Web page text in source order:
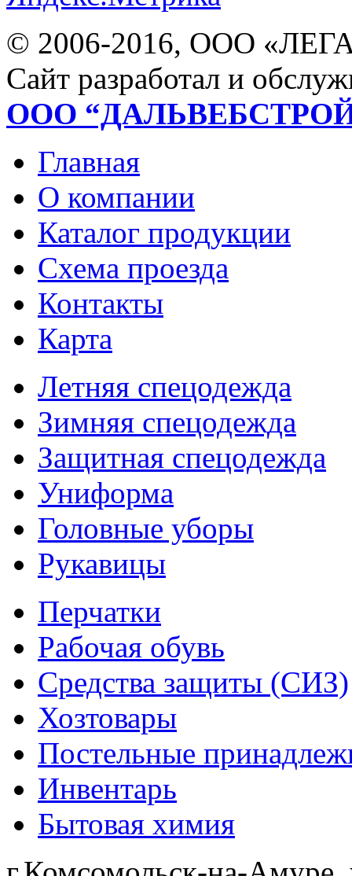
© 2006-2016, ООО
Сайт разработал и
ООО
Главная
О компании
Каталог продукции
Схема проезда
Контакты
Карта
Летняя спецодежда
Зимняя спецодежда
Защитная спецодежда
Униформа
Головные уборы
Рукавицы
Перчатки
Рабочая обувь
Средства защиты (СИЗ)
Хозтовары
Постельные
Инвентарь
Бытовая химия